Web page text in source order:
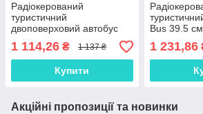
Радіокерований
туристичний
двоповерховий автобус
666-691NA чорний — 30
см, світло фар, гумові
колеса, акумулятор, USB-
1 114,26 ₴ 1 137 ₴
Купити
Bus 39.5 см
2.4GHz,
1 231,86
Акційні пропозиції та новинки